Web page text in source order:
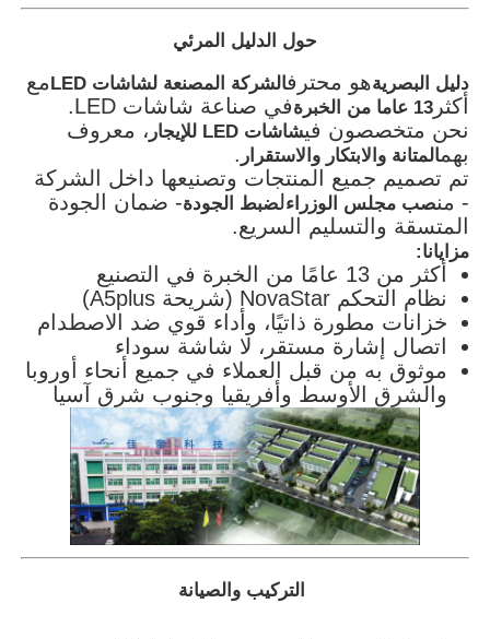
حول الدليل المرئي
دليل البصريةهو محترفالشركة المصنعة لشاشات LED
مع
أكثر13 عاما من الخبرة
في صناعة شاشات LED.
نحن متخصصون فيشاشات LED للإيجار
، معروف
بهمالمتانة والابتكار والاستقرار .
تم تصميم جميع المنتجات وتصنيعها داخل الشركة
- منصب مجلس الوزراءلضبط الجودة- ضمان الجودة
المتسقة والتسليم السريع.
مزايانا:
أكثر من 13 عامًا من الخبرة في التصنيع
نظام التحكم NovaStar (شريحة A5plus)
خزانات مطورة ذاتيًا، وأداء قوي ضد الاصطدام
اتصال إشارة مستقر، لا شاشة سوداء
موثوق به من قبل العملاء في جميع أنحاء أوروبا
والشرق الأوسط وأفريقيا وجنوب شرق آسيا
التركيب والصيانة